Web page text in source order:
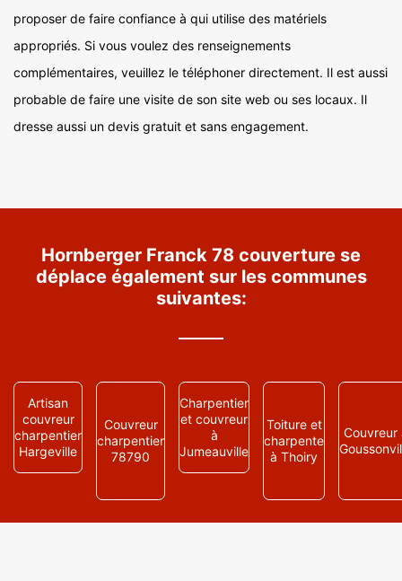
proposer de faire confiance à qui utilise des matériels
appropriés. Si vous voulez des renseignements
complémentaires, veuillez le téléphoner directement. Il est aussi
probable de faire une visite de son site web ou ses locaux. Il
dresse aussi un devis gratuit et sans engagement.
Hornberger Franck 78 couverture se
déplace également sur les communes
suivantes:
Artisan
couvreur
charpentier
Hargeville
Couvreur
charpentier
78790
Charpentier
et couvreur
à
Jumeauville
Toiture et
charpente
à Thoiry
Couvreur